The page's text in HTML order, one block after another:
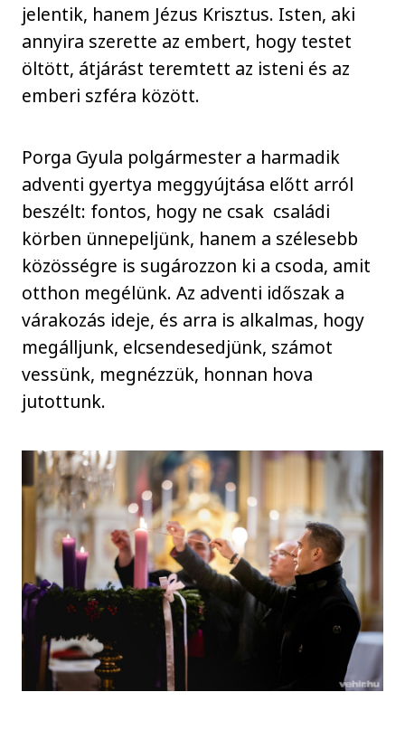
jelentik, hanem Jézus Krisztus. Isten, aki
annyira szerette az embert, hogy testet
öltött, átjárást teremtett az isteni és az
emberi szféra között.
Porga Gyula polgármester a harmadik
adventi gyertya meggyújtása előtt arról
beszélt: fontos, hogy ne csak családi
körben ünnepeljünk, hanem a szélesebb
közösségre is sugározzon ki a csoda, amit
otthon megélünk. Az adventi időszak a
várakozás ideje, és arra is alkalmas, hogy
megálljunk, elcsendesedjünk, számot
vessünk, megnézzük, honnan hova
jutottunk.